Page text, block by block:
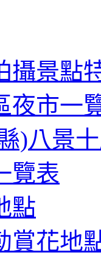
攝景點
夜市一
)八景
覽表
點
賞花地